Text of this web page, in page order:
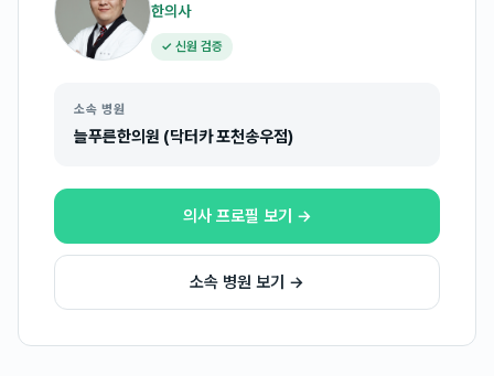
한의사
✓ 신원 검증
소속 병원
늘푸른한의원 (닥터카 포천송우점)
의사 프로필 보기 →
소속 병원 보기 →